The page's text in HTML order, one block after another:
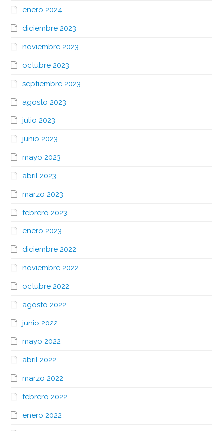
enero 2024
diciembre 2023
noviembre 2023
octubre 2023
septiembre 2023
agosto 2023
julio 2023
junio 2023
mayo 2023
abril 2023
marzo 2023
febrero 2023
enero 2023
diciembre 2022
noviembre 2022
octubre 2022
agosto 2022
junio 2022
mayo 2022
abril 2022
marzo 2022
febrero 2022
enero 2022